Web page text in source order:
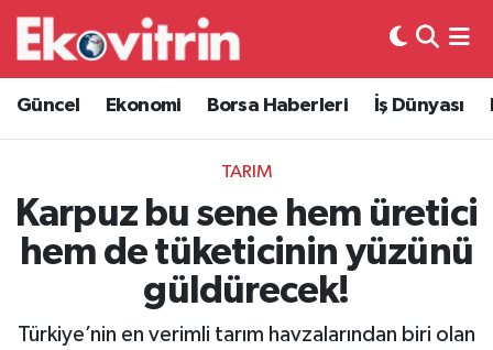
Güncel Ekonomi Borsa Haberleri İş Dünyası
TARIM
Karpuz bu sene hem üretici
hem de tüketicinin yüzünü
güldürecek!
Türkiye’nin en verimli tarım havzalarından biri olan
Güncel
Ekonomi
Borsa Haberleri
İş Dünyası
Hava Durumu
Trafik Durumu
Süper Lig Puan Durumu ve Fikstür
Tüm Manşetler
Son Dakika Haberleri